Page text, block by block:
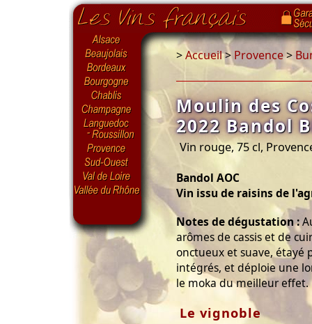
>Accueil>Provence>
Moulin des
2022 Bandol
Vin rouge, 75 cl,
Bandol AOC
Vin issu de raisins de
Notes de dégustation :
arômes de cassis et de
onctueux et suave, étayé
intégrés, et déploie une
le moka du meilleur effet.
Le vignoble